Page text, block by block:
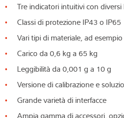
Tre indicatori intuitivi con
Classi di protezione IP43 o IP65
Vari tipi di materiale, ad
Carico da 0,6 kg a 65 kg
Leggibilità da 0,001 g a 10 g
Versione di calibrazione e
Grande varietà di interfacce
Ampia gamma di accessori,